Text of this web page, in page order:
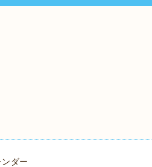
ンダー